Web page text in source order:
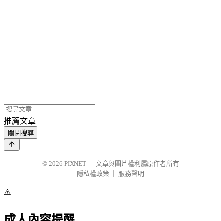
推薦文章
關閉搜尋
© 2026 PIXNET
文章與圖片權利屬原作者所有
隱私權政策
服務聲明
⚠️